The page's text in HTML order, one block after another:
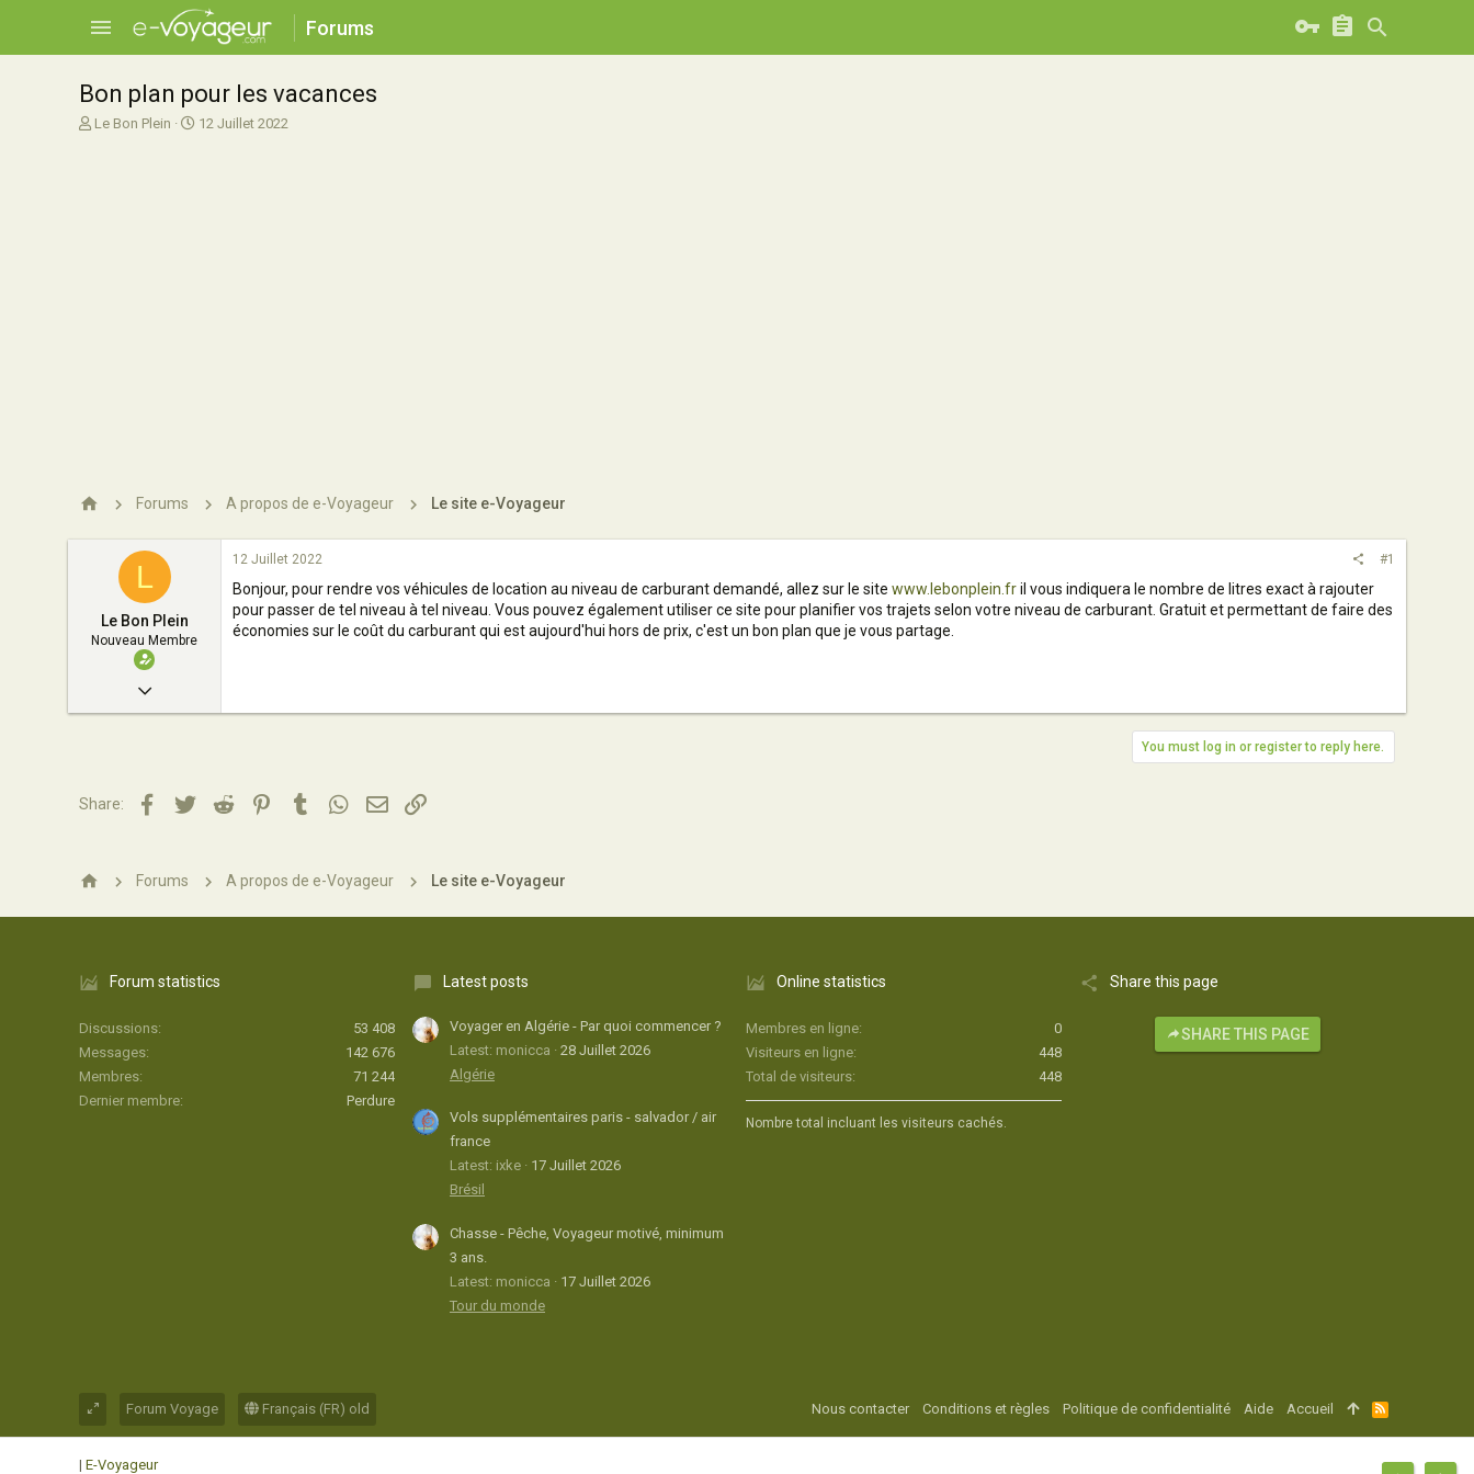
Forums
Bon plan pour les vacances
A
n
Le Bon Plein
D
12 Juillet 2022
Forums A propos de e-Voyageur Le site e-Voyageur
L
Le Bon Plein
Nouveau Membre
12 Juillet 2022
1
12 Juillet 2022 #1
Bonjour, pour rendre vos véhicules de location au niveau de carburant demandé, allez sur le site www.lebonplein.fril vous indiquera le nombre de litres exact à rajouter
pour passer de tel niveau à tel niveau. Vous pouvez également utiliser ce site pour planifier vos trajets selon votre niveau de carburant. Gratuit et permettant de faire des
économies sur le coût du carburant qui est aujourd'hui hors de prix, c'est un bon plan que je vous partage.
You must log in or register to reply here.
Share: Facebook
TwitterReddit PinterestTumblrWhatsApp
EmailLien
Forums A propos de e-Voyageur Le site e-Voyageur
Forum statistics
Discussions
53 408
Messages
142 676
Membres
71 244
Dernier membre
Perdure
Latest posts
Voyager en Algérie - Par quoi commencer ?
Latest: monicca
28 Juillet 2026
Algérie
Vols supplémentaires paris - salvador / air
france
Latest: ixke
17 Juillet 2026
Brésil
Chasse - Pêche, Voyageur motivé, minimum
3 ans.
Latest: monicca
17 Juillet 2026
Tour du monde
Online statistics
Membres en ligne
0
Visiteurs en ligne
448
Total de visiteurs
448
Nombre total incluant les visiteurs cachés.
Share this page
SHARE THIS PAGE
Forum Voyage Français (FR) old Nous contacter Conditions et règles Politique de confidentialité Aide Accueil
R
S
S
| E-Voyageur